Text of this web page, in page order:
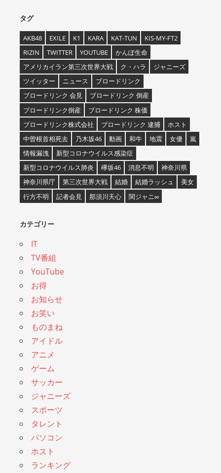
タグ
AKB48 EXILE K1 KARA KAT-TUN
KIS-MY-FT2
RIZIN
TWITTER YOUTUBE
かんぽ生命
アメリカイラン第三次世界大戦
ク・ハラ
ジャニーズ
ツイッター
ニュース
ブロードリンク
ブロードリンク 会見
ブロードリンク 倒産
ブロードリンク倒産
ブロードリンク 株価
ブロードリンク株式会社
ブロードリンク 逮捕
ホスト
中曽根首相死去
乃木坂46 動画 和牛 地震 女優
嵐
情報漏洩
新型コロナウイルス感染症
新型コロナウイルス肺炎
欅坂46 消息不明
神奈川県
神奈川県庁
第三次世界大戦 結婚 結婚ラッシュ
美女
行方不明
記者会見 那須川天心 関ジャニ∞
カテゴリー
IT
TV番組
YouTube
お得
お知らせ
お笑い
ものまね
アイドル
アニメ
ゲーム
サッカー
ジャニーズ
スポーツ
タレント
パソコン
ホスト
ランキング